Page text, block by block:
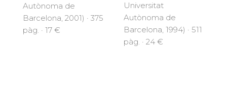
Autònoma de
Barcelona, 2001) · 375
pàg. · 17 €
Universitat
Autònoma de
Barcelona, 1994) · 511
pàg. · 24 €